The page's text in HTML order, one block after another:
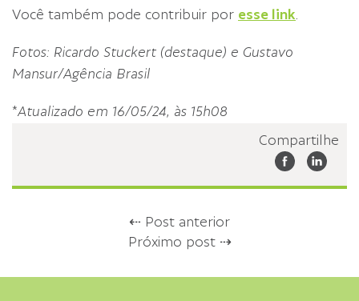
Você também pode contribuir por esse link
Fotos: Ricardo Stuckert (destaque) e Gustavo
Mansur/Agência Brasil
*Atualizado em 16/05/24, às 15h08
Compartilhe
⇠ Post anterior
Próximo post ⇢